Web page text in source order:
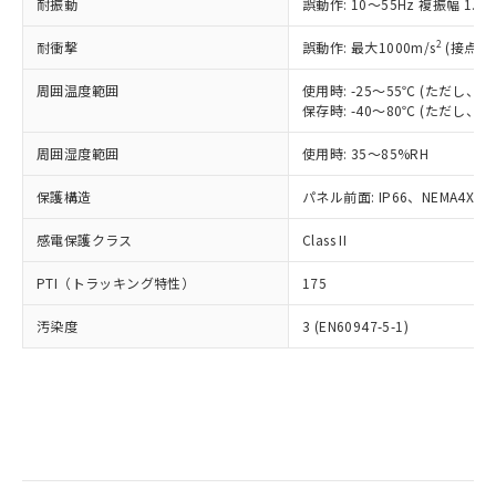
耐振動 誤動作: 10～55Hz 複振幅
耐衝撃 誤動作: 最大1000m/s2 (接点
周囲温度範囲
使用時: -25～55℃ (ただし、氷
保存時: -40～80℃ (ただし、氷
周囲湿度範囲 使用時: 35～85%RH
保護構造 パネル前面: IP66、NEMA4X,
感電保護クラス Class II
PTI（トラッキング特性） 175
汚染度 3 (EN60947-5-1)
正式な納期状況および標準価格はお客
様のお取引先、またはお客様担当のオ
ムロン制御機器販売店・当社販売員に
オムロン制御機器販売店や当社販売拠
販売ネットワーク
」をご確認
在庫状況および標準価格結果を当社の
事前の承諾なく第三者に漏洩または開
示しないようお願いします。
マイパーツ機能（部品リスト作成サー
ビス）をご利用いただくには、I-Web
メンバーズにご登録されている必要が
お客様が当ウェブサイト上で当社にご
但し、RoHS指令で産業用監視および制御機器に対する
適用除外項目は除く。
フタル酸エステル類の４物質については閾値を超える意
図的な使用がないことを確認しています。
部品在庫の切り替え状況などにより、予定
月が前後することがあります。
※3 非含有証明書ダウンロード
DBP(フタル酸ジブチル) : 1000ppm、 DIBP(フタル酸ジ
イソブチル) : 1000ppm、 BBP(フタル酸ブチルベンジ
DEHP(フタル酸ビス(2-エチルヘキシル)) : 1000ppm
準値以下であることを示します。
「10」：通常の使用状況下において有害物
質が外部に漏えいし、環境に深刻な影響を
及ぼさない年数を意味します。
「－」：未確認です。当社販売部門へお問
全に破砕するなど、違法に輸出されな
いよう必要な手段を講じます。
当社は貴社製品を、核兵器、ミサイ
ル、化学兵器、生物兵器またはその他
武器並びにこれらの製造装置等に一切
当社は、貴社製品を第三者に販売する
場合は、上記1、2および3の内容を当
該第三者に通知します。また当社は、
販売先および販売に係わる関係者が違
法に輸出するおそれがある場合は、取
り引きをいたしません。
一定数には満たないが在庫あり
－
在庫なし(最新の在庫状況につ
いては、お客様のお取引先、ま
たはお客様担当のオムロン制御
機器販売店・当社販売員にご確
空
受注生産機種、また在庫状況の
情報を公開していない機種